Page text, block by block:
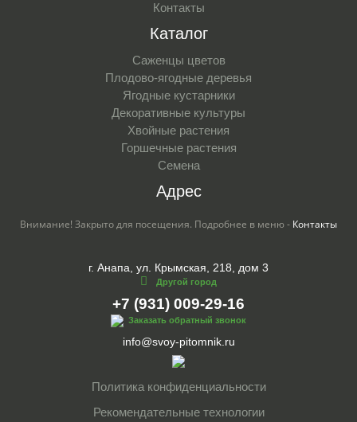
Контакты
Каталог
Саженцы цветов
Плодово-ягодные деревья
Ягодные кустарники
Декоративные культуры
Хвойные растения
Горшечные растения
Семена
Адрес
Внимание! Закрыто для посещения. Подробнее в меню - Контакты
г. Анапа, ул. Крымская, 218, дом 3
Другой город
+7 (931) 009-29-16
Заказать обратный звонок
info@svoy-pitomnik.ru
Политика конфиденциальности
Рекомендательные технологии